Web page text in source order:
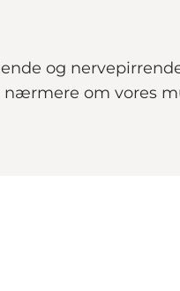
og
om vores